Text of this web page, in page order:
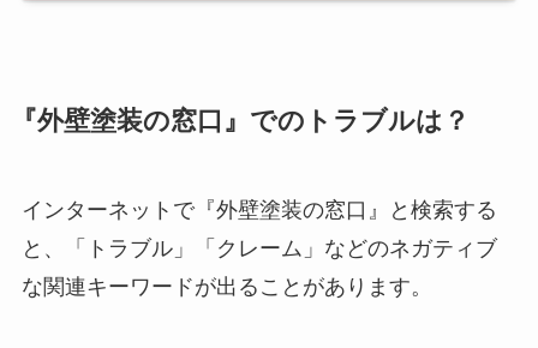
『外壁塗装の窓口』でのトラブルは？
インターネットで『外壁塗装の窓口』と検索する
と、「トラブル」「クレーム」などのネガティブ
な関連キーワードが出ることがあります。